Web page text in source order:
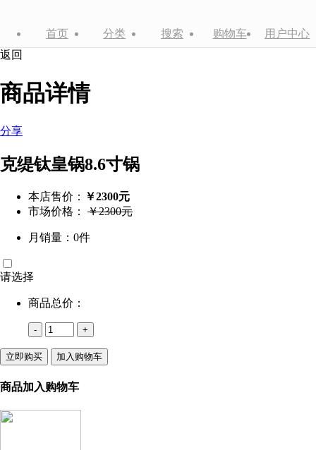
首页 分类 搜索 购物车
用户中心
返回
商品详情
分享
克缇钛皇锅8.6寸锅
本店售价： ￥2300元
市场价格： ￥2300元
月销量：0件
请选择
商品总价：
- +
立即购买 加入购物车
商品加入购物车